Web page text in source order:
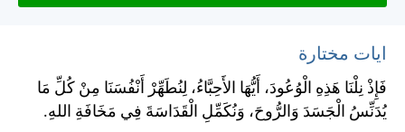
ايات مختارة
فَإِذْ نِلْنَا هَذِهِ الْوُعُودَ، أَيُّهَا الأَحِبَّاءُ، لِنُطَهِّرْ أَنْفُسَنَا مِنْ كُلِّ مَا
يُدَنِّسُ الْجَسَدَ وَالرُّوحَ، وَنُكَمِّلِ الْقَدَاسَةَ فِي مَخَافَةِ اللهِ.